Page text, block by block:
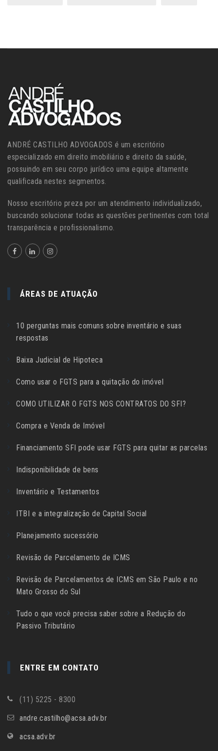
ANDRÉ CASTILHO ADVOGADOS é um escritório
especializado em direito imobiliário e direito da saúde,
possuindo em seu corpo jurídico uma equipe altamente
qualificada nestes segmentos.
Nosso escritório preza por um atendimento individualizado,
buscando solucionar todas as questões pertinentes com total
transparência e profissionalismo.
ÁREAS DE ATUAÇÃO
10 perguntas mais comuns sobre inventário e suas
respostas
Baixa Judicial de Hipoteca
Como usar o FGTS para a quitação do imóvel
COMO UTILIZAR O FGTS NOS CONTRATOS DO SFI?
Compra e Venda de Imóvel
Financiamento SFI pode usar FGTS para quitar as parcelas
Indisponibilidade de bens
Inventário e Testamentos
ITBI e a integralização de Capital Social
Planejamento sucessório
Revisão de Parcelamento de ICMS
Revisão de Parcelamentos de ICMS em São Paulo e no
Mato Grosso do Sul
Tudo o que você precisa saber sobre a Redução do
Passivo Tributário
ENTRE EM CONTATO
(11) 5225 - 8300
andre.castilho@acsa.adv.br
acsa.adv.br